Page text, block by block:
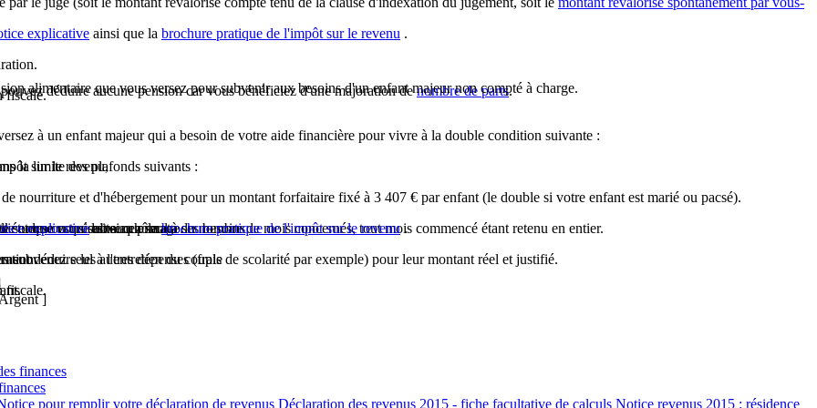
déduire aucune pension car vous bénéficiez d'une majoration denombre de parts.
explicative ainsi que la brochure pratique de l'impôt sur le revenu .
fiscale.
alimentaire que vous versez pour subvenir aux besoins d'un enfant majeur non compté à charge.
à un enfant majeur qui a besoin de votre aide financière pour vivre à la double condition suivante :
sur le revenu,
études ou qui est au chômage.
la limite des plafonds suivants :
et que vous subvenez seul à ses besoins
subvenez seul à l'entretien du couple
nourriture et d'hébergement pour un montant forfaitaire fixé à 3 407 € par enfant (le double si votre enfant est marié ou pacsé).
est réduite au prorata du nombre de mois concernés, tout mois commencé étant retenu en entier.
déduire les autres dépenses (frais de scolarité par exemple) pour leur montant réel et justifié.
explicativeainsi que labrochure pratique de l'impôt sur le revenu.
fiscale.
]
finances
pour remplir votre déclaration de revenus Déclaration des revenus 2015 - fiche facultative de calculs Notice revenus 2015 : résidence